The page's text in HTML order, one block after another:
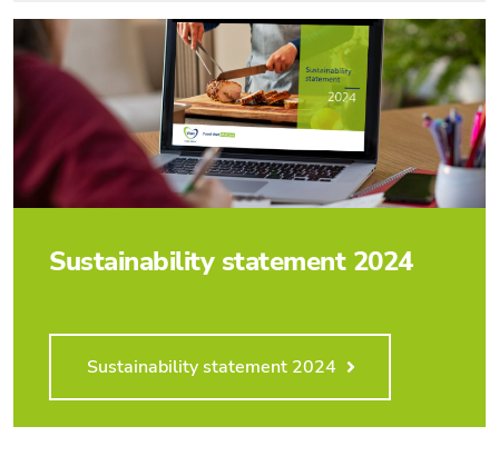
Sustainability statement 2024
Sustainability statement 2024